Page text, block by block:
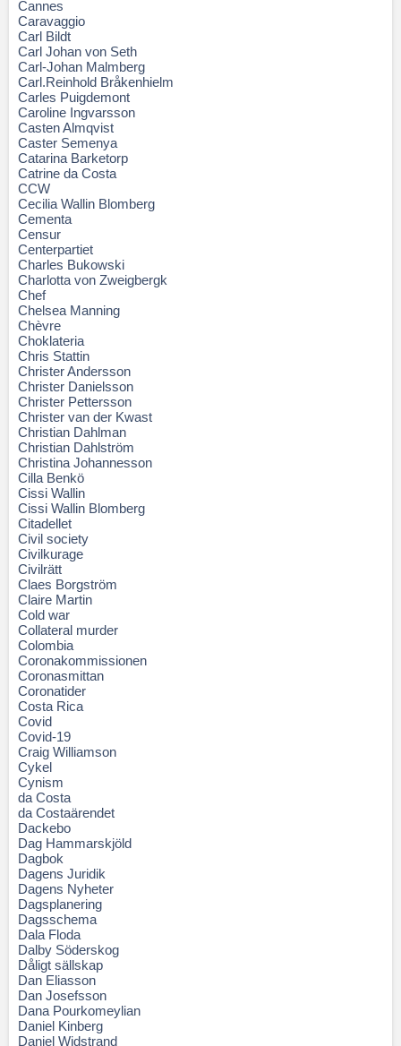
Cannes
Caravaggio
Carl Bildt
Carl Johan von Seth
Carl-Johan Malmberg
Carl.Reinhold Bråkenhielm
Carles Puigdemont
Caroline Ingvarsson
Casten Almqvist
Caster Semenya
Catarina Barketorp
Catrine da Costa
CCW
Cecilia Wallin Blomberg
Cementa
Censur
Centerpartiet
Charles Bukowski
Charlotta von Zweigbergk
Chef
Chelsea Manning
Chèvre
Choklateria
Chris Stattin
Christer Andersson
Christer Danielsson
Christer Pettersson
Christer van der Kwast
Christian Dahlman
Christian Dahlström
Christina Johannesson
Cilla Benkö
Cissi Wallin
Cissi Wallin Blomberg
Citadellet
Civil society
Civilkurage
Civilrätt
Claes Borgström
Claire Martin
Cold war
Collateral murder
Colombia
Coronakommissionen
Coronasmittan
Coronatider
Costa Rica
Covid
Covid-19
Craig Williamson
Cykel
Cynism
da Costa
da Costaärendet
Dackebo
Dag Hammarskjöld
Dagbok
Dagens Juridik
Dagens Nyheter
Dagsplanering
Dagsschema
Dala Floda
Dalby Söderskog
Dåligt sällskap
Dan Eliasson
Dan Josefsson
Dana Pourkomeylian
Daniel Kinberg
Daniel Widstrand